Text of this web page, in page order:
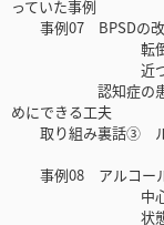
っていた事例
事例07 BPSDの改
転倒リスクが
近づくこと
認知症の患者さ
めにできる工夫
取り組み裏話③ ル
身体拘束
事例08 アルコール
中心静脈栄養
状態の改善に